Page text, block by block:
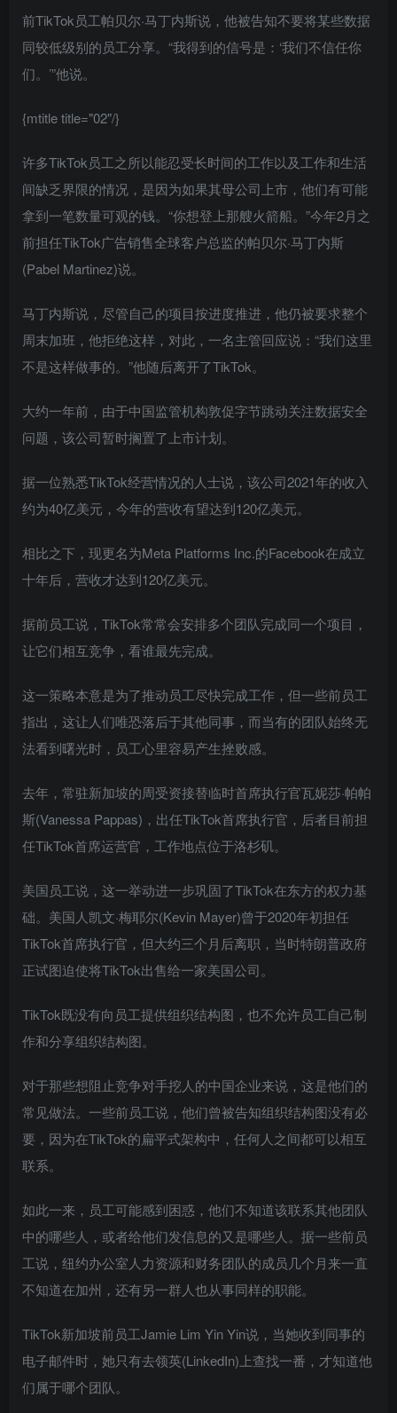
前TikTok员工帕贝尔·马丁内斯说，他被告知不要将某些数据
同较低级别的员工分享。“我得到的信号是：‘我们不信任你
们。’”他说。
{mtitle title="02"/}
许多TikTok员工之所以能忍受长时间的工作以及工作和生活
间缺乏界限的情况，是因为如果其母公司上市，他们有可能
拿到一笔数量可观的钱。“你想登上那艘火箭船。”今年2月之
前担任TikTok广告销售全球客户总监的帕贝尔·马丁内斯
(Pabel Martinez)说。
马丁内斯说，尽管自己的项目按进度推进，他仍被要求整个
周末加班，他拒绝这样，对此，一名主管回应说：“我们这里
不是这样做事的。”他随后离开了TikTok。
大约一年前，由于中国监管机构敦促字节跳动关注数据安全
问题，该公司暂时搁置了上市计划。
据一位熟悉TikTok经营情况的人士说，该公司2021年的收入
约为40亿美元，今年的营收有望达到120亿美元。
相比之下，现更名为Meta Platforms Inc.的Facebook在成立
十年后，营收才达到120亿美元。
据前员工说，TikTok常常会安排多个团队完成同一个项目，
让它们相互竞争，看谁最先完成。
这一策略本意是为了推动员工尽快完成工作，但一些前员工
指出，这让人们唯恐落后于其他同事，而当有的团队始终无
法看到曙光时，员工心里容易产生挫败感。
去年，常驻新加坡的周受资接替临时首席执行官瓦妮莎·帕帕
斯(Vanessa Pappas)，出任TikTok首席执行官，后者目前担
任TikTok首席运营官，工作地点位于洛杉矶。
美国员工说，这一举动进一步巩固了TikTok在东方的权力基
础。美国人凯文·梅耶尔(Kevin Mayer)曾于2020年初担任
TikTok首席执行官，但大约三个月后离职，当时特朗普政府
正试图迫使将TikTok出售给一家美国公司。
TikTok既没有向员工提供组织结构图，也不允许员工自己制
作和分享组织结构图。
对于那些想阻止竞争对手挖人的中国企业来说，这是他们的
常见做法。一些前员工说，他们曾被告知组织结构图没有必
要，因为在TikTok的扁平式架构中，任何人之间都可以相互
联系。
如此一来，员工可能感到困惑，他们不知道该联系其他团队
中的哪些人，或者给他们发信息的又是哪些人。据一些前员
工说，纽约办公室人力资源和财务团队的成员几个月来一直
不知道在加州，还有另一群人也从事同样的职能。
TikTok新加坡前员工Jamie Lim Yin Yin说，当她收到同事的
电子邮件时，她只有去领英(LinkedIn)上查找一番，才知道他
们属于哪个团队。